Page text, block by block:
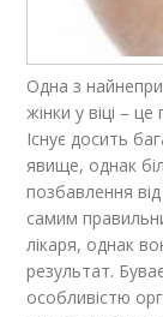
Одна з
жінки у віці –
Існує досить
явище, однак
позбавлення
самим
лікаря, однак
результат.
особливістю